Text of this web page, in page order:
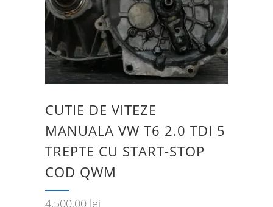
CUTIE DE VITEZE
MANUALA VW T6 2.0 TDI 5
TREPTE CU START-STOP
COD QWM
4,500.00 lei